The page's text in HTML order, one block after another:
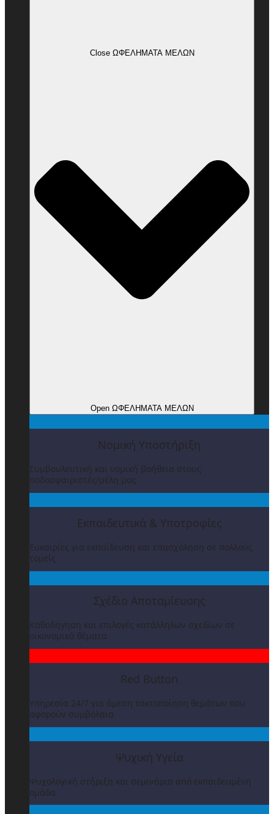
Close ΩΦΕΛΗΜΑΤΑ ΜΕΛΩΝ
Open ΩΦΕΛΗΜΑΤΑ ΜΕΛΩΝ
Νομική Υποστήριξη
Συμβουλευτική και νομική βοήθεια στους
ποδοσφαιριστές/μέλη μας
Εκπαιδευτικά & Υποτροφίες
Ευκαιρίες για εκπαίδευση και επασχόληση σε πολλούς
τομείς
Σχέδιο Αποταμίευσης
Καθοδήγηση και επιλογές κατάλληλων σχεδίων σε
οικονομικά θέματα
Red Button
Υπηρεσία 24/7 για άμεση τακτοποίηση θεμάτων που
αφορούν συμβόλαια
Ψυχική Υγεία
Ψυχολογική στήριξη και σεμινάρια από εκπαιδευμένη
ομάδα